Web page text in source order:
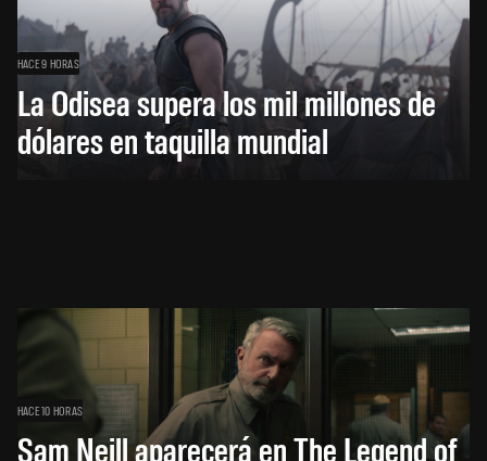
HACE 9 HORAS
La Odisea supera los mil millones de
dólares en taquilla mundial
HACE 10 HORAS
Sam Neill aparecerá en The Legend of